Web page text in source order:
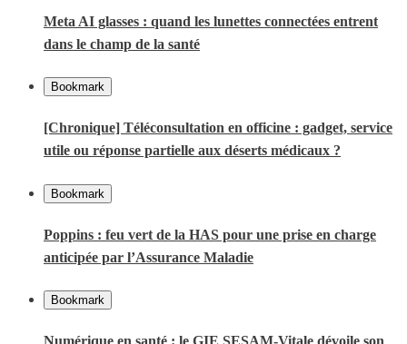
Meta AI glasses : quand les lunettes connectées entrent
dans le champ de la santé
Bookmark
[Chronique] Téléconsultation en officine : gadget, service
utile ou réponse partielle aux déserts médicaux ?
Bookmark
Poppins : feu vert de la HAS pour une prise en charge
anticipée par l’Assurance Maladie
Bookmark